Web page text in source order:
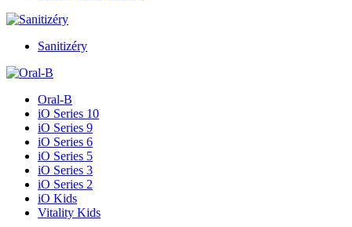
Sanitizéry
Oral-B
iO Series 10
iO Series 9
iO Series 6
iO Series 5
iO Series 3
iO Series 2
iO Kids
Vitality Kids